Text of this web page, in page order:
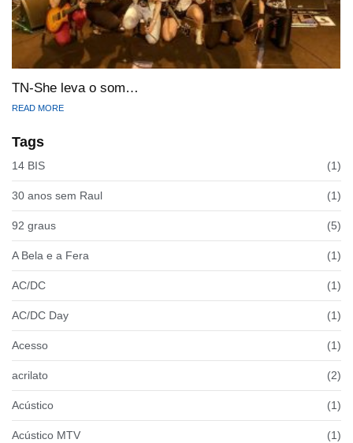
TN-She leva o som…
READ MORE
Tags
14 BIS (1)
30 anos sem Raul (1)
92 graus (5)
A Bela e a Fera (1)
AC/DC (1)
AC/DC Day (1)
Acesso (1)
acrilato (2)
Acústico (1)
Acústico MTV (1)